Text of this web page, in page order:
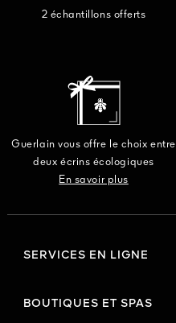
2 échantillons offerts
Guerlain vous offre le choix entre
deux écrins écologiques
En savoir plus
SERVICES EN LIGNE
BOUTIQUES ET SPAS